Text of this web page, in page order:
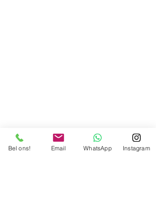
Bel ons! Email WhatsApp Instagram